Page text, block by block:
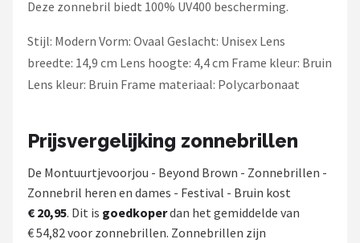
Deze zonnebril biedt 100% UV400 bescherming.
Stijl: Modern Vorm: Ovaal Geslacht: Unisex Lens
breedte: 14,9 cm Lens hoogte: 4,4 cm Frame kleur: Bruin
Lens kleur: Bruin Frame materiaal: Polycarbonaat
Prijsvergelijking zonnebrillen
De Montuurtjevoorjou - Beyond Brown - Zonnebrillen -
Zonnebril heren en dames - Festival - Bruin kost
€ 20,95. Dit is goedkoperdan het gemiddelde van
€ 54,82 voor zonnebrillen. Zonnebrillen zijn